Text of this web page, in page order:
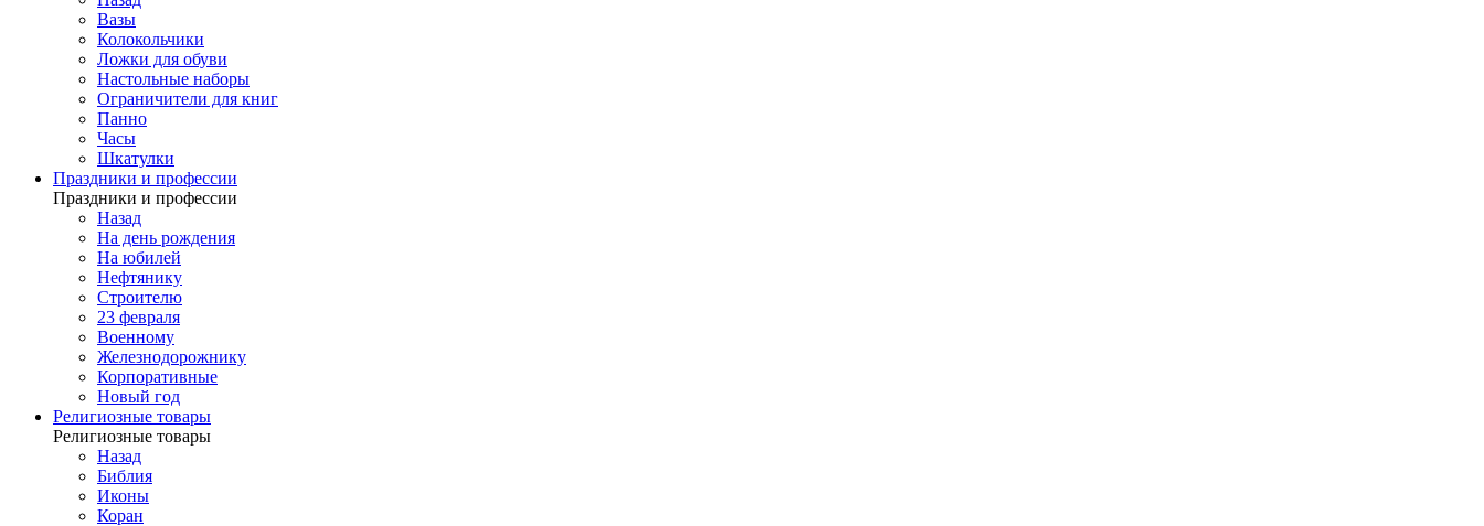
Вазы
Колокольчики
Ложки для обуви
Настольные наборы
Ограничители для книг
Панно
Часы
Шкатулки
Праздники и профессии
Праздники и профессии
Назад
На день рождения
На юбилей
Нефтянику
Строителю
23 февраля
Военному
Железнодорожнику
Корпоративные
Новый год
Религиозные товары
Религиозные товары
Назад
Библия
Иконы
Коран